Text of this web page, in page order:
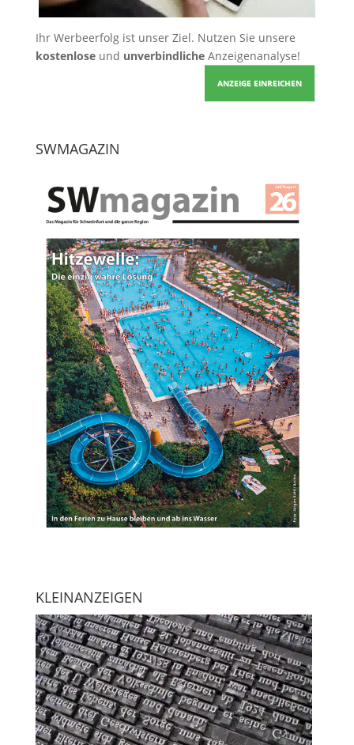
Ihr Werbeerfolg ist unser Ziel. Nutzen Sie unsere
kostenloseund unverbindlicheAnzeigenanalyse!
ANZEIGE EINREICHEN
SWMAGAZIN
KLEINANZEIGEN